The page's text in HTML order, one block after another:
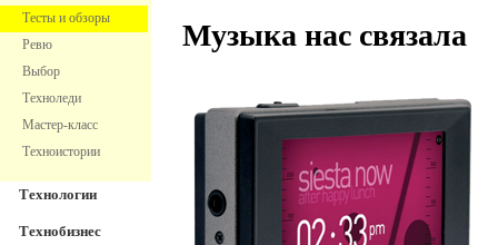
Тесты и обзоры
Ревю
Выбор
Техноледи
Мастер-класс
Техноистории
Технологии
Технобизнес
Музыка нас связала